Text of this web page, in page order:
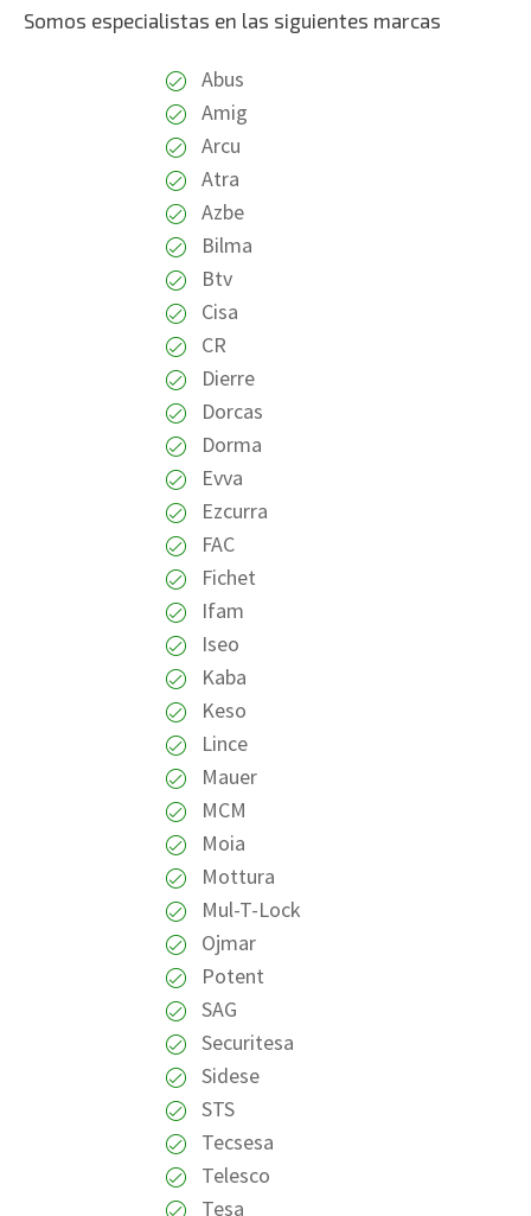
Somos especialistas en las siguientes marcas
Abus
Amig
Arcu
Atra
Azbe
Bilma
Btv
Cisa
CR
Dierre
Dorcas
Dorma
Evva
Ezcurra
FAC
Fichet
Ifam
Iseo
Kaba
Keso
Lince
Mauer
MCM
Moia
Mottura
Mul-T-Lock
Ojmar
Potent
SAG
Securitesa
Sidese
STS
Tecsesa
Telesco
Tesa